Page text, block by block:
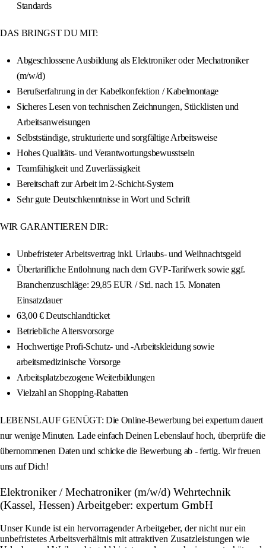
Standards
DAS BRINGST DU MIT:
Abgeschlossene Ausbildung als Elektroniker oder Mechatroniker
(m/w/d)
Berufserfahrung in der Kabelkonfektion / Kabelmontage
Sicheres Lesen von technischen Zeichnungen, Stücklisten und
Arbeitsanweisungen
Selbstständige, strukturierte und sorgfältige Arbeitsweise
Hohes Qualitäts- und Verantwortungsbewusstsein
Teamfähigkeit und Zuverlässigkeit
Bereitschaft zur Arbeit im 2-Schicht-System
Sehr gute Deutschkenntnisse in Wort und Schrift
WIR GARANTIEREN DIR:
Unbefristeter Arbeitsvertrag inkl. Urlaubs- und Weihnachtsgeld
Übertarifliche Entlohnung nach dem GVP-Tarifwerk sowie ggf.
Branchenzuschläge: 29,85 EUR / Std. nach 15. Monaten
Einsatzdauer
63,00 € Deutschlandticket
Betriebliche Altersvorsorge
Hochwertige Profi-Schutz- und -Arbeitskleidung sowie
arbeitsmedizinische Vorsorge
Arbeitsplatzbezogene Weiterbildungen
Vielzahl an Shopping-Rabatten
LEBENSLAUF GENÜGT: Die Online-Bewerbung bei expertum dauert
nur wenige Minuten. Lade einfach Deinen Lebenslauf hoch, überprüfe die
übernommenen Daten und schicke die Bewerbung ab - fertig. Wir freuen
uns auf Dich!
Elektroniker / Mechatroniker (m/w/d) Wehrtechnik
(Kassel, Hessen) Arbeitgeber: expertum GmbH
Unser Kunde ist ein hervorragender Arbeitgeber, der nicht nur ein
unbefristetes Arbeitsverhältnis mit attraktiven Zusatzleistungen wie